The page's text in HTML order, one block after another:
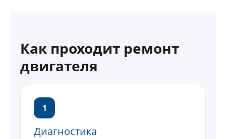
Как проходит ремонт
двигателя
1
Диагностика